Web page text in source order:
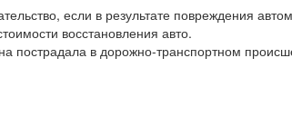
если в результате повреждения
восстановления авто.
в дорожно-транспортном